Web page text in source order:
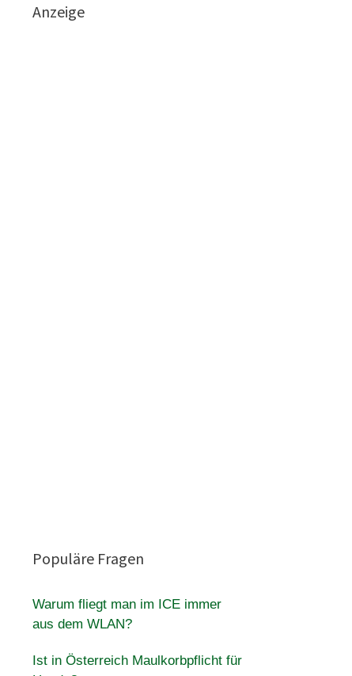
Anzeige
Populäre Fragen
Warum fliegt man im ICE immer
aus dem WLAN?
Ist in Österreich Maulkorbpflicht für